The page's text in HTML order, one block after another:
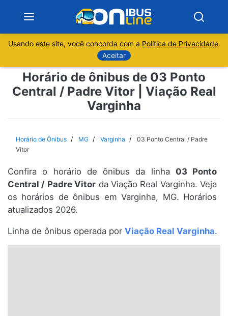
Sobre
Espírito Santo
Paraná
Santa Catarina
Usando este site, você concorda com a Política de Privacidade.
Aceitar
Horário de ônibus de 03 Ponto
Central / Padre Vitor | Viação Real
Varginha
Horário de Ônibus MG Varginha
03 Ponto Central / Padre
Vitor
Confira o horário de ônibus da linha 03 Ponto
Central / Padre Vitor da Viação Real Varginha. Veja
os horários de ônibus em Varginha, MG. Horários
atualizados 2026.
Linha de ônibus operada por Viação Real Varginha.